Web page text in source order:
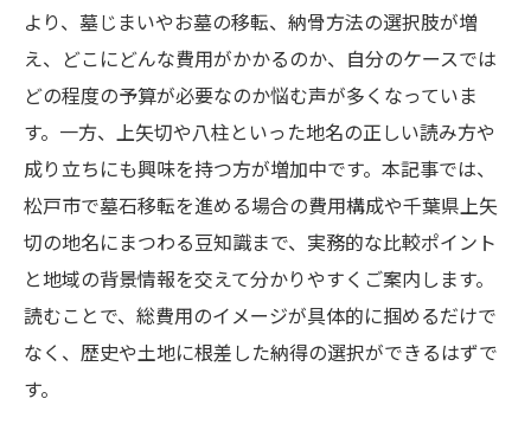
より、墓じまいやお墓の移転、納骨方法の選択肢が増
え、どこにどんな費用がかかるのか、自分のケースでは
どの程度の予算が必要なのか悩む声が多くなっていま
す。一方、上矢切や八柱といった地名の正しい読み方や
成り立ちにも興味を持つ方が増加中です。本記事では、
松戸市で墓石移転を進める場合の費用構成や千葉県上矢
切の地名にまつわる豆知識まで、実務的な比較ポイント
と地域の背景情報を交えて分かりやすくご案内します。
読むことで、総費用のイメージが具体的に掴めるだけで
なく、歴史や土地に根差した納得の選択ができるはずで
す。